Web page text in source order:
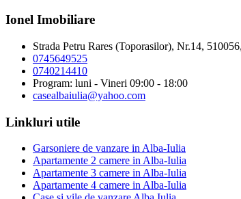
Ionel Imobiliare
Strada Petru Rares (Toporasilor), Nr.14,
0745649525
0740214410
Program: luni - Vineri 09:00 - 18:00
casealbaiulia@yahoo.com
Linkluri utile
Garsoniere de vanzare in Alba-Iulia
Apartamente 2 camere in Alba-Iulia
Apartamente 3 camere in Alba-Iulia
Apartamente 4 camere in Alba-Iulia